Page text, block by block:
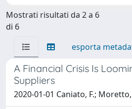
Mostrati risultati da 2 a 6
di 6
esporta
A Financial Crisis Is
Suppliers
2020-01-01 Caniato, F.; Moretto,